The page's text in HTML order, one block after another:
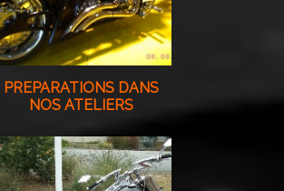
PREPARATIONS DANS
NOS ATELIERS